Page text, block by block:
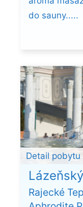
do sauny.....
Rajecké
Detail pobytu